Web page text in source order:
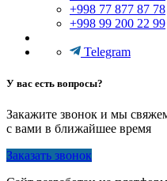
+998 77 877 87 78
+998 99 200 22 99
Telegram
У вас есть вопросы?
Закажите звонок и мы
с вами в ближайшее время
Заказать звонок